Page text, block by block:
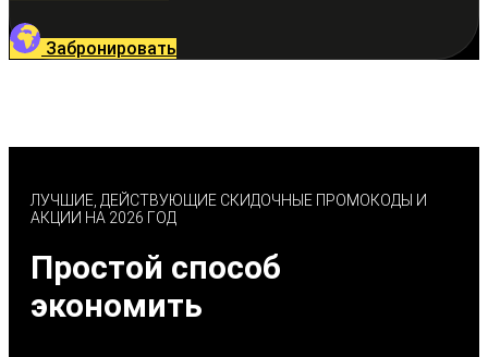
Забронировать
ЛУЧШИЕ, ДЕЙСТВУЮЩИЕ СКИДОЧНЫЕ ПРОМОКОДЫ И
АКЦИИ НА 2026 ГОД
Простой способ
экономить